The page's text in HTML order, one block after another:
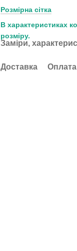
Розмірна сітка
В характеристиках
розміру.
Заміри,
Доставка Оплата